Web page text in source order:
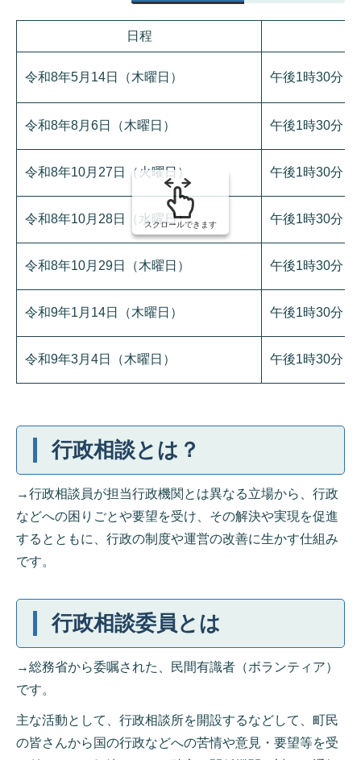
の
日程
令和8年5月14日（木曜日） 午後1時30分～
令和8年8月6日（木曜日） 午後1時30分～
令和8年10月27日（火曜日） 午後1時30分～
令和8年10月28日（水曜日） 午後1時30分～
令和8年10月29日（木曜日） 午後1時30分～
令和9年1月14日（木曜日） 午後1時30分～
令和9年3月4日（木曜日） 午後1時30分～
スクロールできます
行政相談とは？
→行政相談員が担当行政機関とは異なる立場から、行政
などへの困りごとや要望を受け、その解決や実現を促進
するとともに、行政の制度や運営の改善に生かす仕組み
です。
行政相談委員とは
→総務省から委嘱された、民間有識者（ボランティア）
です。
主な活動として、行政相談所を開設するなどして、町民
の皆さんから国の行政などへの苦情や意見・要望等を受